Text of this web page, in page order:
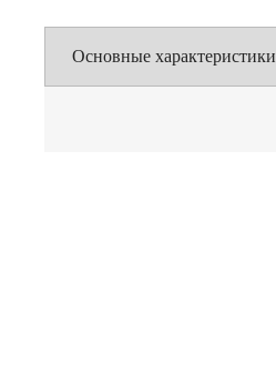
Основные характеристики